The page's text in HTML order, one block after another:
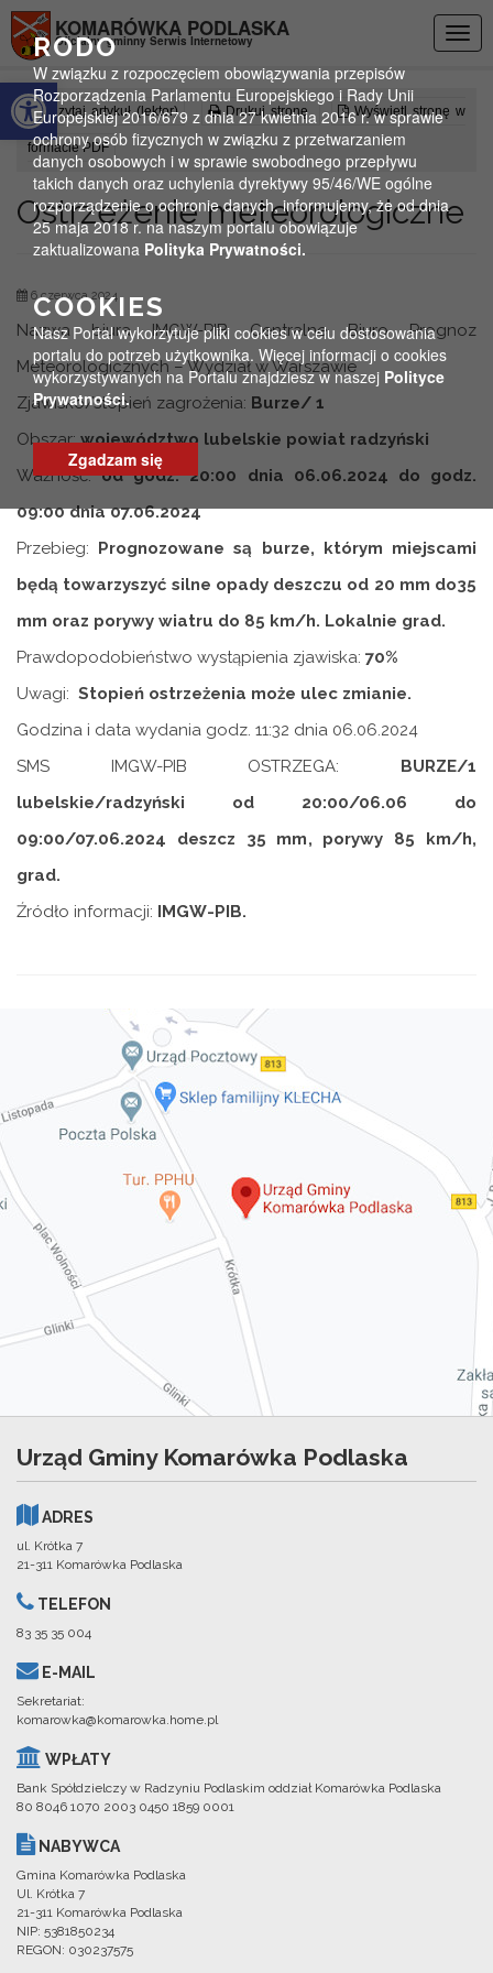
Otwórz pasek narzędzi
KOMARÓWKA PODLASKA
Oficjalny gminny Serwis Internetowy
Czytaj artykuł (lektor) Drukuj stronę Wyświetl stronę w
formacie PDF
Ostrzeżenie meteorologiczne
6 czerwca 2024
Nazwa biura IMGW-PIB Centralne Biuro Prognoz
Meteorologicznych – Wydział w Warszawie
Zjawisko/stopień zagrożenia: Burze/ 1
Obszar:województwo lubelskie powiat radzyński
Ważność:od godz. 20:00 dnia 06.06.2024 do godz.
09:00 dnia 07.06.2024
Przebieg: Prognozowane są burze, którym miejscami
będą towarzyszyć silne opady deszczu od 20 mm do35
mm oraz porywy wiatru do 85 km/h. Lokalnie grad.
Prawdopodobieństwo wystąpienia zjawiska: 70%
Uwagi: Stopień ostrzeżenia może ulec zmianie.
Godzina i data wydania godz. 11:32 dnia 06.06.2024
SMS IMGW-PIB OSTRZEGA: BURZE/1
lubelskie/radzyński od 20:00/06.06 do
09:00/07.06.2024 deszcz 35 mm, porywy 85 km/h,
grad.
Źródło informacji: IMGW-PIB.
Urząd Gminy Komarówka Podlaska
ADRES
ul. Krótka 7
21-311 Komarówka Podlaska
TELEFON
83 35 35 004
E-MAIL
Sekretariat:
komarowka@komarowka.home.pl
WPŁATY
Bank Spółdzielczy w Radzyniu Podlaskim oddział Komarówka Podlaska
80 8046 1070 2003 0450 1859 0001
NABYWCA
Gmina Komarówka Podlaska
Ul. Krótka 7
21-311 Komarówka Podlaska
NIP: 5381850234
REGON: 030237575
RODO
W związku z rozpoczęciem obowiązywania przepisów
Rozporządzenia Parlamentu Europejskiego i Rady Unii
Europejskiej 2016/679 z dnia 27 kwietnia 2016 r. w sprawie
ochrony osób fizycznych w związku z przetwarzaniem
danych osobowych i w sprawie swobodnego przepływu
takich danych oraz uchylenia dyrektywy 95/46/WE ogólne
rozporządzenie o ochronie danych, informujemy, że od dnia
25 maja 2018 r. na naszym portalu obowiązuje
zaktualizowana Polityka Prywatności.
COOKIES
Nasz Portal wykorzytuje pliki cookies w celu dostosowania
portalu do potrzeb użytkownika. Więcej informacji o cookies
wykorzystywanych na Portalu znajdziesz w naszej Polityce
Prywatności.
Zgadzam się